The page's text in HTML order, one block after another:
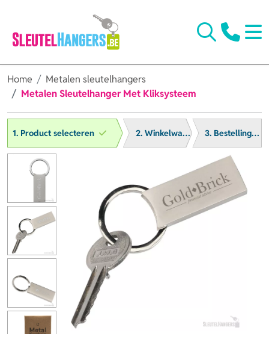
Home
Metalen sleutelhangers
Metalen Sleutelhanger Met Kliksysteem
1. Product selecteren 2. Winkelwagen 3. Bestelling afronden